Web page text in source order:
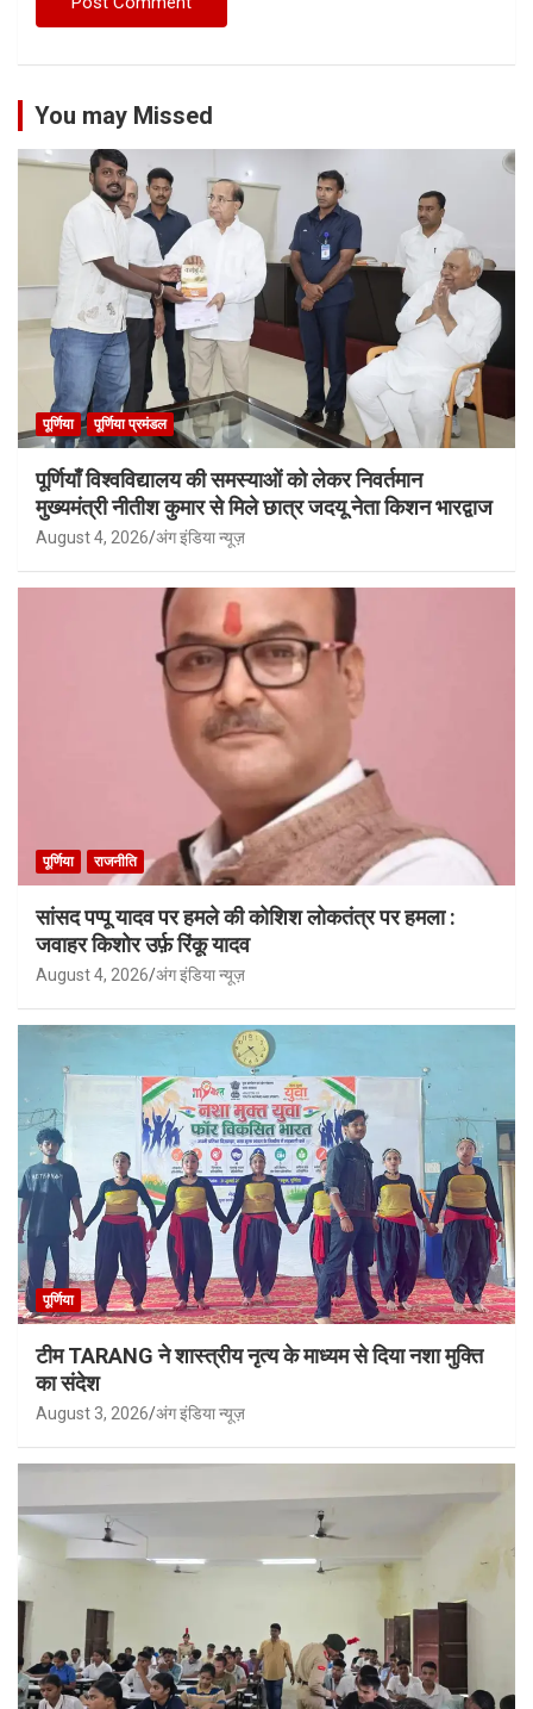
You may Missed
पूर्णिया पूर्णिया प्रमंडल
पूर्णियाँ विश्वविद्यालय की समस्याओं को लेकर निवर्तमान
मुख्यमंत्री नीतीश कुमार से मिले छात्र जदयू नेता किशन भारद्वाज
August 4, 2026 अंग इंडिया न्यूज़
पूर्णिया राजनीति
सांसद पप्पू यादव पर हमले की कोशिश लोकतंत्र पर हमला :
जवाहर किशोर उर्फ़ रिंकू यादव
August 4, 2026 अंग इंडिया न्यूज़
पूर्णिया
टीम TARANG ने शास्त्रीय नृत्य के माध्यम से दिया नशा मुक्ति
का संदेश
August 3, 2026 अंग इंडिया न्यूज़